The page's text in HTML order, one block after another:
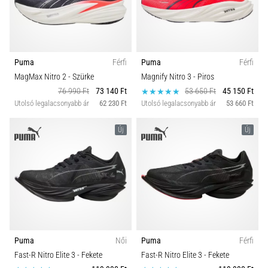
és
hogyan
őket?
gyakorlatban
ingafutás
mozgékonyságot
teszteli.
Hogyan
Ár
Kollekció
Talaj
Futástípus
Modell
Táv
Puma
Férfi
MagMax Nitro 2- Szürke
76 990 Ft
73 140 Ft
Utolsó legalacsonyabb ár 62 230 Ft
Puma
Férfi
Magnify Nitro 3 - Piros
53 650 Ft
45 150 Ft
Utolsó legalacsonyabb ár 53 660 Ft
Új
Puma
Női
Fast-R Nitro Elite 3 - Fekete
Új
Puma
Férfi
Fast-R Nitro Elite 3 - Fekete